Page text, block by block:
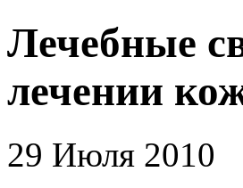
Лечебные
лечении
29 Июля 2010